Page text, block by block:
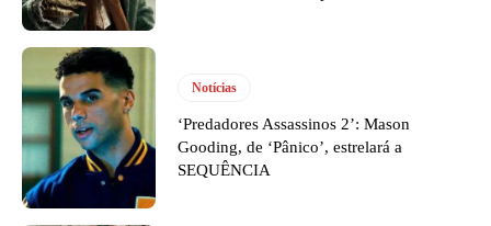
Notícias
‘Predadores Assassinos 2’: Mason
Gooding, de ‘Pânico’, estrelará a
SEQUÊNCIA